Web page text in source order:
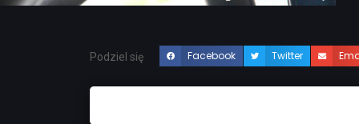
Podziel się Facebook Twitter